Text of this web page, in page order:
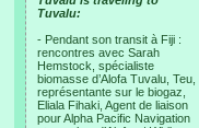
Tuvalu:
- Pendant son transit à Fiji :
rencontres avec Sarah
Hemstock, spécialiste
biomasse d’Alofa Tuvalu, Teu,
représentante sur le biogaz,
Eliala Fihaki, Agent de liaison
pour Alpha Pacific Navigation